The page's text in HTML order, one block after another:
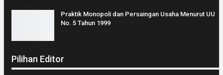
Praktik Monopoli dan Persaingan Usaha Menurut UU
No. 5 Tahun 1999
Pilihan Editor